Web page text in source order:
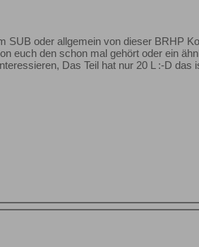
SUB oder allgemein von dieser BRHP
euch den schon mal gehört oder ein
Das Teil hat nur 20 L :⁠-⁠D das